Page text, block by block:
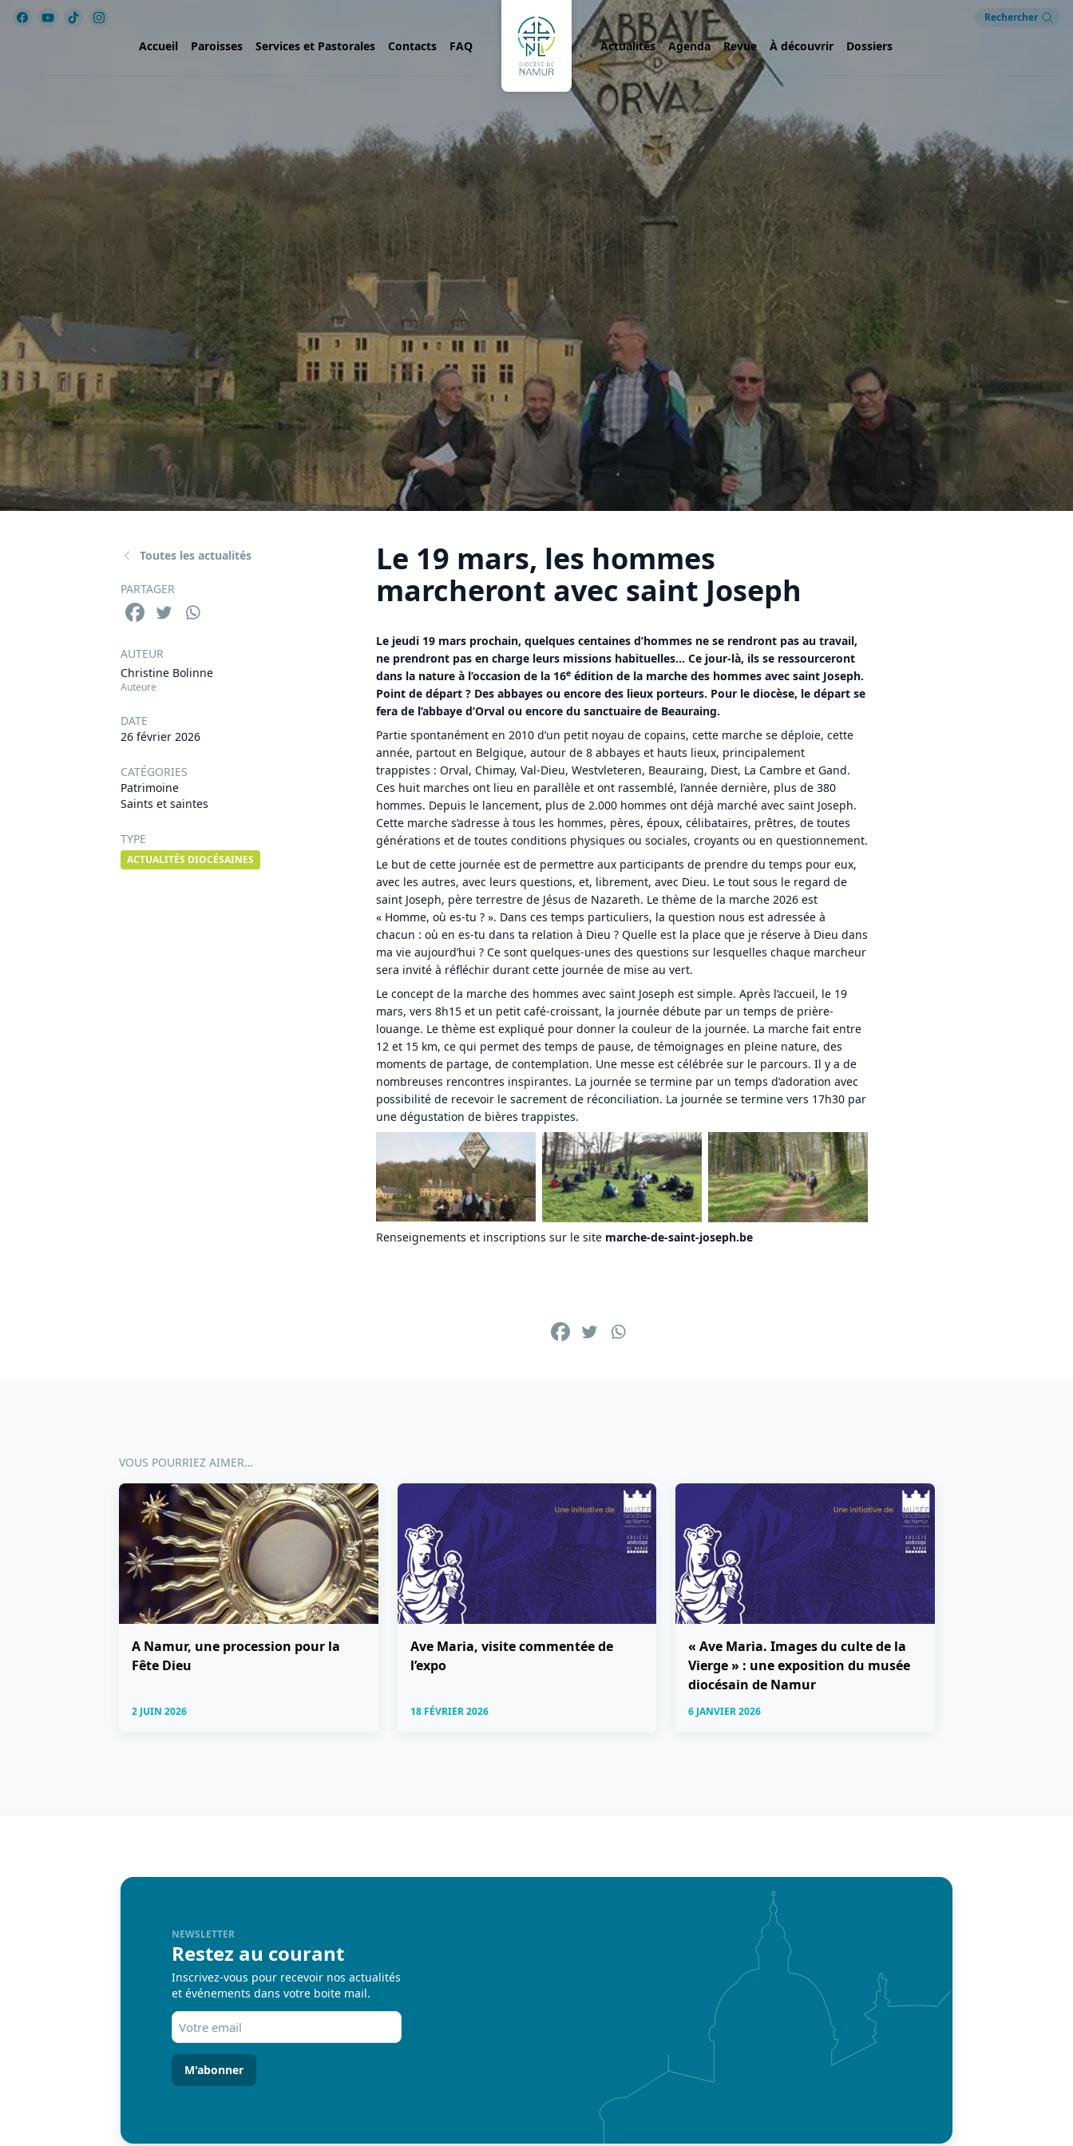
Rechercher
Accueil Paroisses Services et Pastorales Contacts FAQ Actualités Agenda Revue À découvrir Dossiers
Toutes les actualités
PARTAGER
AUTEUR
Christine Bolinne
Auteure
DATE
26 février 2026
CATÉGORIES
Patrimoine
Saints et saintes
TYPE
ACTUALITÉS DIOCÉSAINES
Le 19 mars, les hommes
marcheront avec saint Joseph
Le jeudi 19 mars prochain, quelques centaines d’hommes ne se rendront pas au travail,
ne prendront pas en charge leurs missions habituelles… Ce jour-là, ils se ressourceront
dans la nature à l’occasion de la 16eédition de la marche des hommes avec saint Joseph.
Point de départ ? Des abbayes ou encore des lieux porteurs. Pour le diocèse, le départ se
fera de l’abbaye d’Orval ou encore du sanctuaire de Beauraing.
Partie spontanément en 2010 d’un petit noyau de copains, cette marche se déploie, cette
année, partout en Belgique, autour de 8 abbayes et hauts lieux, principalement
trappistes : Orval, Chimay, Val-Dieu, Westvleteren, Beauraing, Diest, La Cambre et Gand.
Ces huit marches ont lieu en parallèle et ont rassemblé, l’année dernière, plus de 380
hommes. Depuis le lancement, plus de 2.000 hommes ont déjà marché avec saint Joseph.
Cette marche s’adresse à tous les hommes, pères, époux, célibataires, prêtres, de toutes
générations et de toutes conditions physiques ou sociales, croyants ou en questionnement.
Le but de cette journée est de permettre aux participants de prendre du temps pour eux,
avec les autres, avec leurs questions, et, librement, avec Dieu. Le tout sous le regard de
saint Joseph, père terrestre de Jésus de Nazareth. Le thème de la marche 2026 est
« Homme, où es-tu ? ». Dans ces temps particuliers, la question nous est adressée à
chacun : où en es-tu dans ta relation à Dieu ? Quelle est la place que je réserve à Dieu dans
ma vie aujourd’hui ? Ce sont quelques-unes des questions sur lesquelles chaque marcheur
sera invité à réfléchir durant cette journée de mise au vert.
Le concept de la marche des hommes avec saint Joseph est simple. Après l’accueil, le 19
mars, vers 8h15 et un petit café-croissant, la journée débute par un temps de prière-
louange. Le thème est expliqué pour donner la couleur de la journée. La marche fait entre
12 et 15 km, ce qui permet des temps de pause, de témoignages en pleine nature, des
moments de partage, de contemplation. Une messe est célébrée sur le parcours. Il y a de
nombreuses rencontres inspirantes. La journée se termine par un temps d’adoration avec
possibilité de recevoir le sacrement de réconciliation. La journée se termine vers 17h30 par
une dégustation de bières trappistes.
Le 19 mars, les hommes
marcheront avec saint
Joseph
Le 19 mars, les hommes
marcheront avec saint
Joseph
Le 19 mars, les hommes
marcheront avec saint
Joseph
Renseignements et inscriptions sur le site marche-de-saint-joseph.be
VOUS POURRIEZ AIMER…
A Namur, une procession pour la
Fête Dieu
2 JUIN 2026
Ave Maria, visite commentée de
l’expo
18 FÉVRIER 2026
« Ave Maria. Images du culte de la
Vierge » : une exposition du musée
diocésain de Namur
6 JANVIER 2026
NEWSLETTER
Restez au courant
Inscrivez-vous pour recevoir nos actualités
et événements dans votre boite mail.
Votre
email
(Nécessaire)